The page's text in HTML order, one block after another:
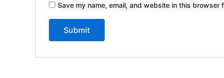
Save my name, email, and website in this browser